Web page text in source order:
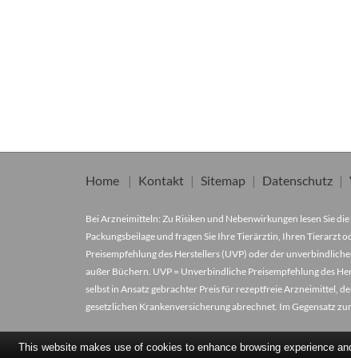
Home Kontakt Sitemap Datenschutz
Bei Arzneimitteln: Zu Risiken und Nebenwirkungen lesen Sie
Packungsbeilage und fragen Sie Ihre Tierärztin, Ihren Tierarzt
Preisempfehlung des Herstellers (UVP) oder der
außer Büchern. UVP = Unverbindliche Preisempfehlung des
selbst in Ansatz gebrachter Preis für rezeptfreie Arzneimittel,
gesetzlichen Krankenversicherung abrechnet. Im Gegensatz
This website makes use of cookies to enhance browsing experience